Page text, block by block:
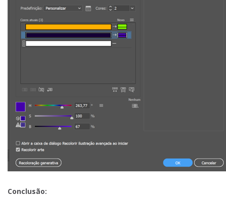
Conclusão: